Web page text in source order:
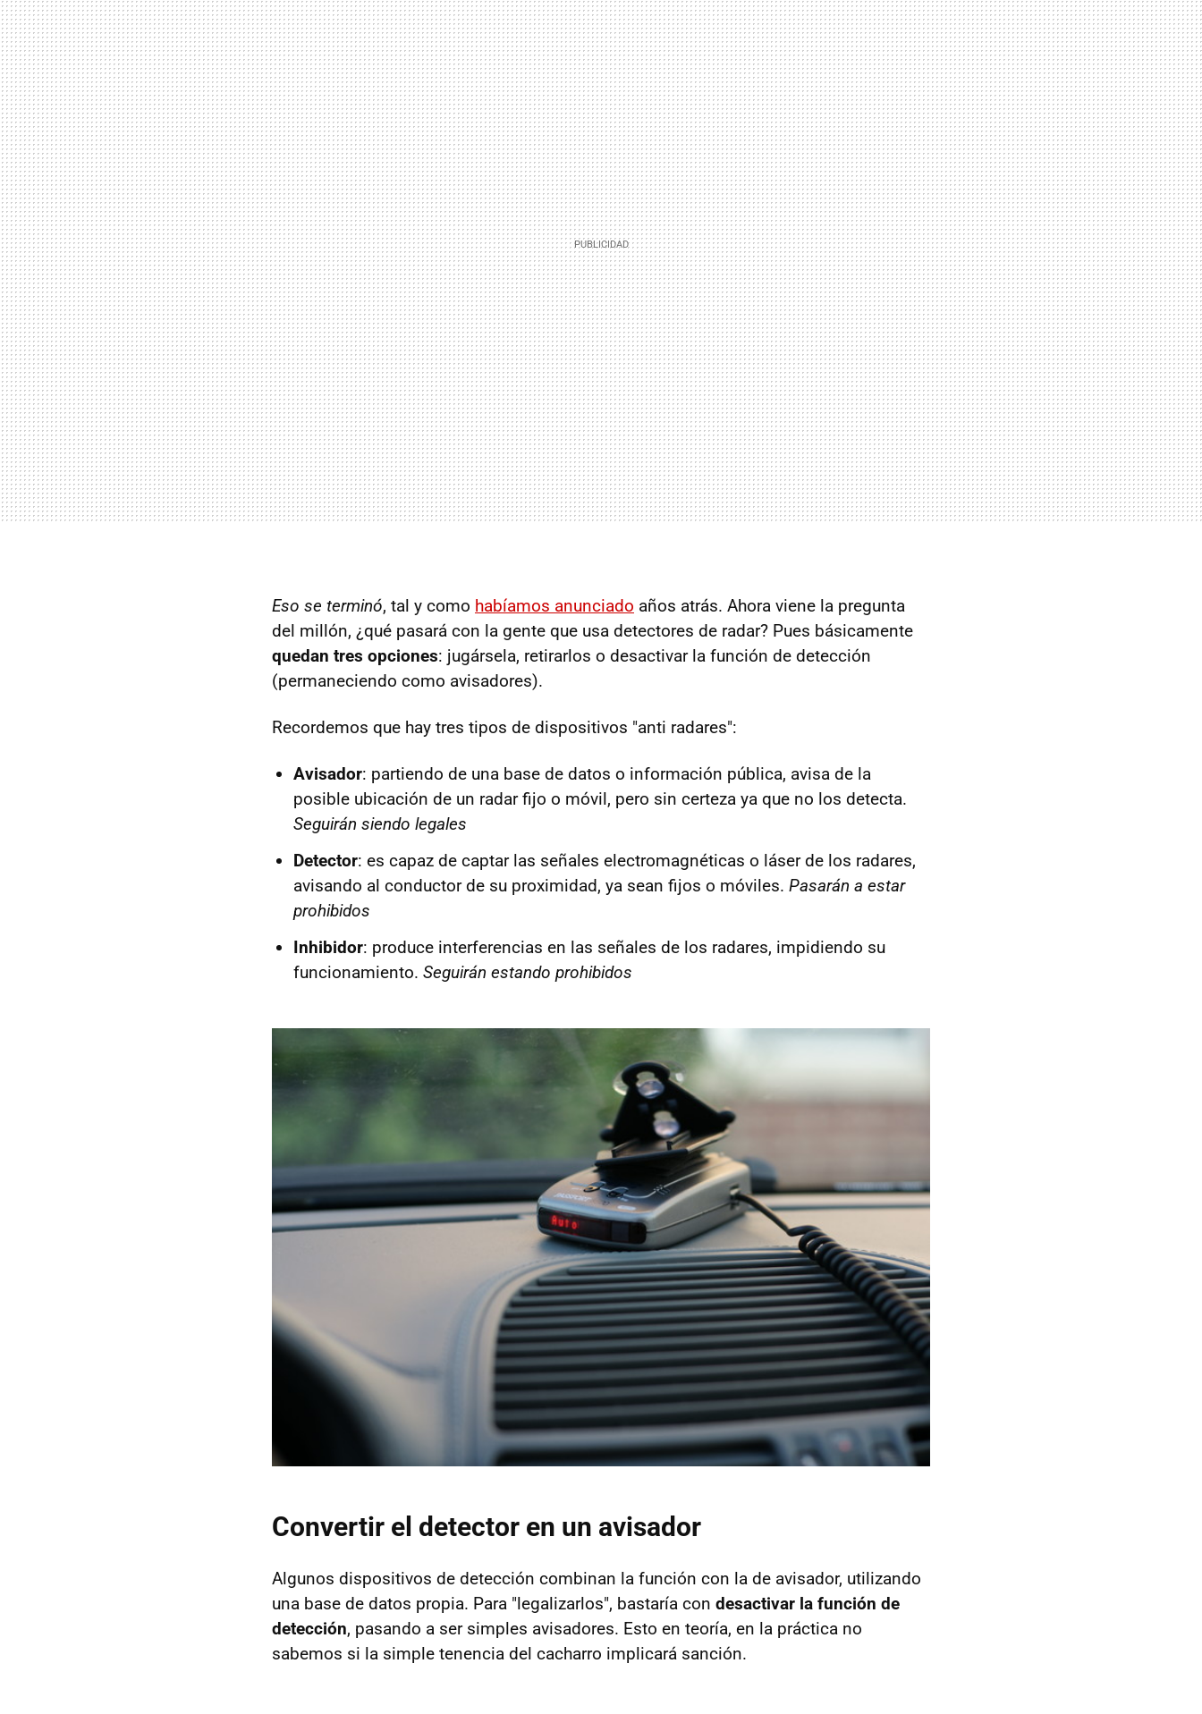
Eso se terminó, tal y como habíamos anunciado años atrás. Ahora viene la pregunta
del millón, ¿qué pasará con la gente que usa detectores de radar? Pues básicamente
quedan tres opciones: jugársela, retirarlos o desactivar la función de detección
(permaneciendo como avisadores).
Recordemos que hay tres tipos de dispositivos "anti radares":
Avisador: partiendo de una base de datos o información pública, avisa de la
posible ubicación de un radar fijo o móvil, pero sin certeza ya que no los detecta.
Seguirán siendo legales
Detector: es capaz de captar las señales electromagnéticas o láser de los radares,
avisando al conductor de su proximidad, ya sean fijos o móviles. Pasarán a estar
prohibidos
Inhibidor: produce interferencias en las señales de los radares, impidiendo su
funcionamiento. Seguirán estando prohibidos
Convertir el detector en un avisador
Algunos dispositivos de detección combinan la función con la de avisador, utilizando
una base de datos propia. Para "legalizarlos", bastaría con desactivar la función de
detección, pasando a ser simples avisadores. Esto en teoría, en la práctica no
sabemos si la simple tenencia del cacharro implicará sanción.